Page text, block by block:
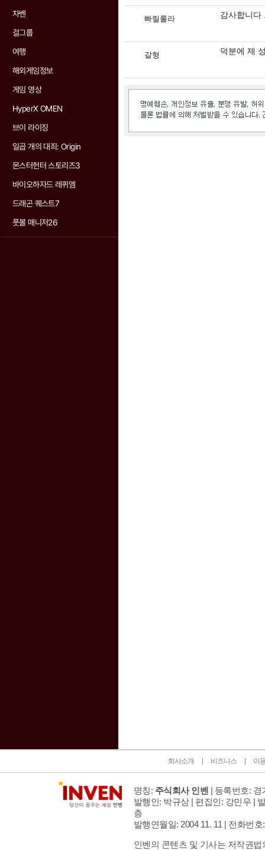
차벤
걸그룹
여행
해외게임정보
게임 영상
HyperX OMEN
브이 라이징
일곱 개의 대죄: Origin
몬스터헌터 스토리즈3
바이오하자드 레퀴엠
드래곤 퀘스트7
풋볼 매니저26
빠릴룰라 감사합니다
갈형 덕분에 제
회사소개 비즈니스 이
명칭: 주식회사 인벤 | 등록번호: 경
발행인: 박규상 | 편집인: 강민우 |
층
발행연월일: 2004 11. 11 | 전화번호
인벤의 콘텐츠 및 기사는 저작권